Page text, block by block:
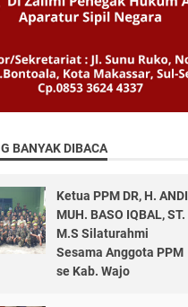
BANYAK DIBACA
Ketua PPM DR, H. ANDI
MUH. BASO IQBAL, ST.
M.S Silaturahmi
Sesama Anggota PPM
se Kab. Wajo